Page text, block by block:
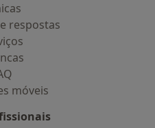
respostas
móveis